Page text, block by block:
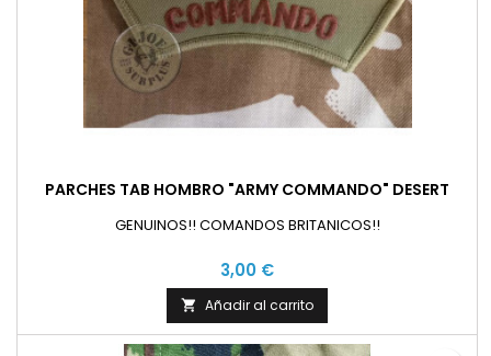
PARCHES TAB HOMBRO "ARMY COMMANDO" DESERT
GENUINOS!! COMANDOS BRITANICOS!!
3,00 €
 Añadir al carrito